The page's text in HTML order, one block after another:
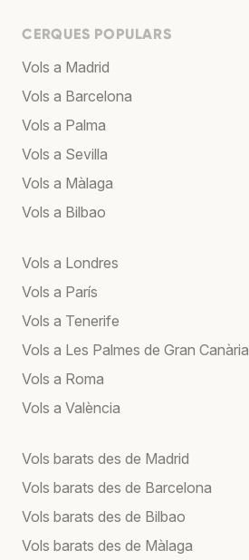
CERQUES POPULARS
Vols a Madrid
Vols a Barcelona
Vols a Palma
Vols a Sevilla
Vols a Màlaga
Vols a Bilbao
Vols a Londres
Vols a París
Vols a Tenerife
Vols a Les Palmes de Gran Canària
Vols a Roma
Vols a València
Vols barats des de Madrid
Vols barats des de Barcelona
Vols barats des de Bilbao
Vols barats des de Màlaga